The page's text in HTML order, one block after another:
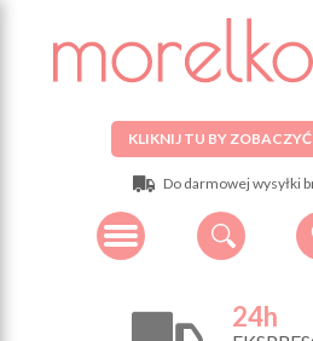
KLIKNIJ TU BY
Do darmowej wysyłki
24h